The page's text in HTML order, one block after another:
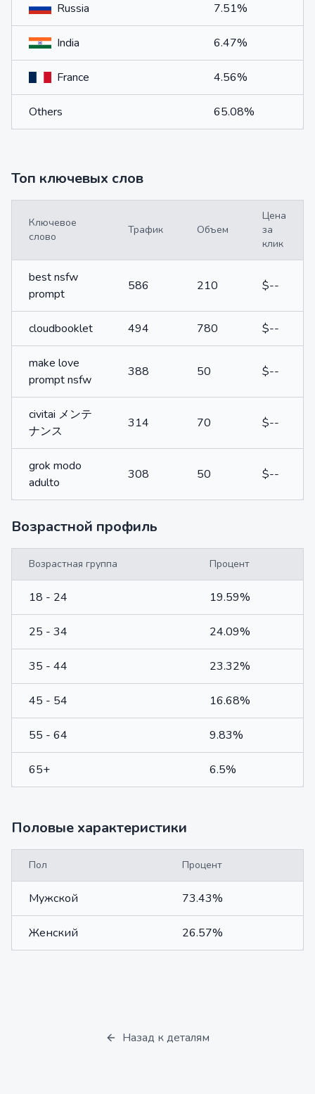
Russia 7.51%
India 6.47%
France 4.56%
Others 65.08%
Топ ключевых слов
Ключевое
слово
Трафик Объем
Цена
за
клик
best nsfw
prompt
586 210 $--
cloudbooklet 494 780 $--
make love
prompt nsfw
388 50 $--
civitai メンテ
ナンス
314 70 $--
grok modo
adulto
308 50 $--
Возрастной профиль
Возрастная группа Процент
18 - 24 19.59%
25 - 34 24.09%
35 - 44 23.32%
45 - 54 16.68%
55 - 64 9.83%
65+ 6.5%
Половые характеристики
Пол Процент
Мужской 73.43%
Женский 26.57%
Назад к деталям